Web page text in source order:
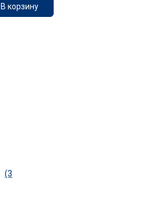
В корзину
(3